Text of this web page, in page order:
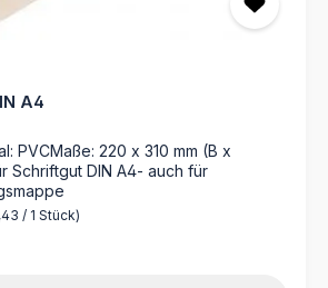
A4
PVCMaße: 220 x 310 mm (B x
Schriftgut DIN A4- auch für
/ 1 Stück)